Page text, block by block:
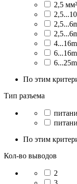
2,5 мм²
По этим
Тип разъема
По этим
Кол-во выводов
2